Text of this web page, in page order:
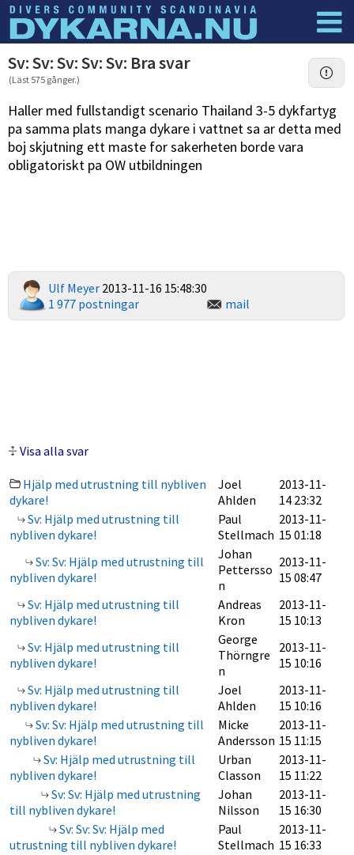
Dyknyheter Logga in
Sv: Sv: Sv: Sv: Sv: Bra svar
(Läst 575 gånger.)
Haller med fullstandigt scenario Thailand 3-5 dykfartyg
pa samma plats manga dykare i vattnet sa ar detta med
boj skjutning ett maste for sakerheten borde vara
obligatoriskt pa OW utbildningen
Ulf Meyer 2013-11-16 15:48:30
1 977 postningar
mail
Visa alla svar
Hjälp med utrustning till nybliven
dykare!
Joel
Ahlden
2013-11-
14 23:32
Sv: Hjälp med utrustning till
nybliven dykare!
Paul
Stellmach
2013-11-
15 01:18
Sv: Sv: Hjälp med utrustning till
nybliven dykare!
Johan
Pettersso
n
2013-11-
15 08:47
Sv: Hjälp med utrustning till
nybliven dykare!
Andreas
Kron
2013-11-
15 10:13
Sv: Hjälp med utrustning till
nybliven dykare!
George
Thörngre
n
2013-11-
15 10:16
Sv: Hjälp med utrustning till
nybliven dykare!
Joel
Ahlden
2013-11-
15 10:16
Sv: Sv: Hjälp med utrustning till
nybliven dykare!
Micke
Andersson
2013-11-
15 11:15
Sv: Hjälp med utrustning till
nybliven dykare!
Urban
Classon
2013-11-
15 11:22
Sv: Sv: Hjälp med utrustning
till nybliven dykare!
Johan
Nilsson
2013-11-
15 16:30
Sv: Sv: Sv: Hjälp med
utrustning till nybliven dykare!
Paul
Stellmach
2013-11-
15 16:33